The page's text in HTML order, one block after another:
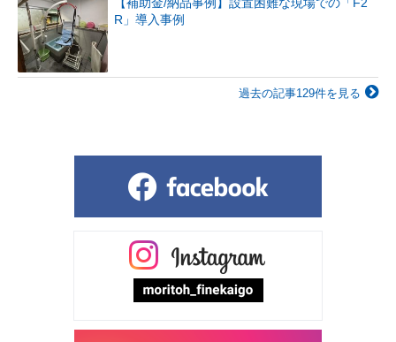
R」導入事例
過去の記事129件を見る